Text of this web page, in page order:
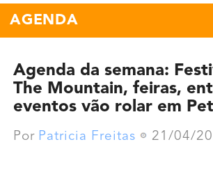
AGENDA
Agenda da semana:
The Mountain, feiras,
eventos vão rolar em
Por Patricia Freitas 21/04/